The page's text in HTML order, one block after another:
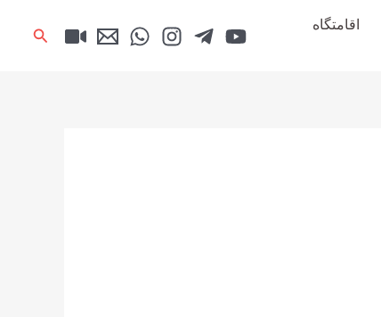
اقامتگاه
جستجو